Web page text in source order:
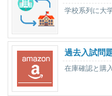
学校系列に大
過去入試問
在庫確認と購入